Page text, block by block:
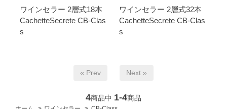
ワインセラー 2層式18本
CachetteSecrete CB-Clas
s
ワインセラー 2層式32本
CachetteSecrete CB-Clas
s
« Prev Next »
4商品中 1-4商品